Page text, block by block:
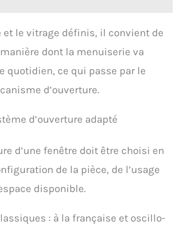
et le vitrage définis, il convient de
dont la menuiserie va
quotidien, ce qui passe par le
d’ouverture.
d’ouverture adapté
d’une fenêtre doit être choisi en
de la pièce, de l’usage
disponible.
: à la française et oscillo-